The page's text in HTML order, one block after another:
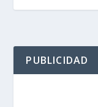
PUBLICIDAD